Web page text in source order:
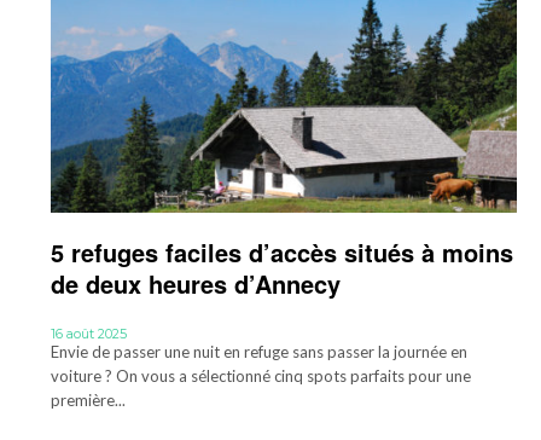
5 refuges faciles d’accès situés à moins
de deux heures d’Annecy
16 août 2025
Envie de passer une nuit en refuge sans passer la journée en
voiture ? On vous a sélectionné cinq spots parfaits pour une
première...